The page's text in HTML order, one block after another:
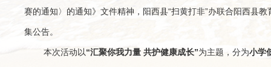
赛的通知〉的通知》文件精神，阳西县“扫黄打非”办联合阳西县教
集公告。
本次活动以“汇聚你我力量 共护健康成长”为主题，分为小学